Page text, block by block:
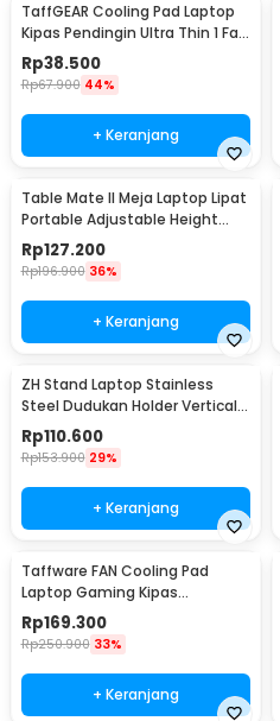
TaffGEAR Cooling Pad Laptop
Kipas Pendingin Ultra Thin 1 Fan
14 Inch - V19
Rp38.500
Rp67.900 44%
+ Keranjang
Table Mate II Meja Laptop Lipat
Portable Adjustable Height
51x39.5cm - TM2
Rp127.200
Rp196.900 36%
+ Keranjang
ZH Stand Laptop Stainless
Steel Dudukan Holder Vertical
Gravity - ZH005
Rp110.600
Rp153.900 29%
+ Keranjang
Taffware FAN Cooling Pad
Laptop Gaming Kipas
Pendingin 5 Fan 17 Inch - K5
Rp169.300
Rp250.900 33%
+ Keranjang